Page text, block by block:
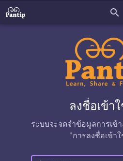
search
ลงชื่อเข้า
ระบบจะจดจำข้อมูลการเ
"การลงชื่อเข้า